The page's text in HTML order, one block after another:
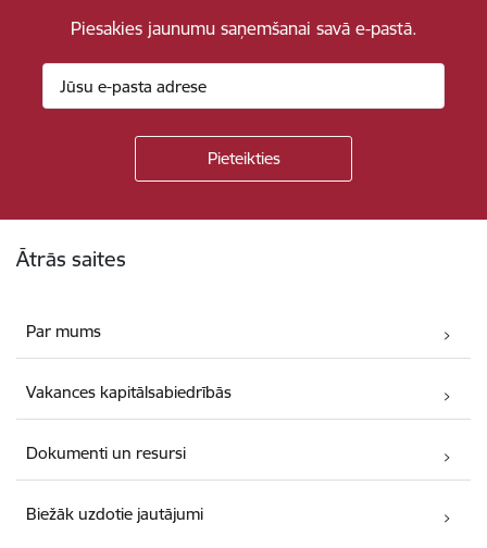
Piesakies jaunumu saņemšanai savā e-pastā.
Ātrās saites
Par mums
Vakances kapitālsabiedrībās
Dokumenti un resursi
Biežāk uzdotie jautājumi